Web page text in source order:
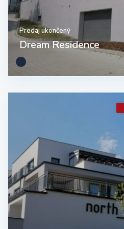
Predaj ukončený
Dream Residence